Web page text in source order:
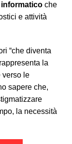
che
e attività
“che diventa
la
le
sapere che,
la necessità